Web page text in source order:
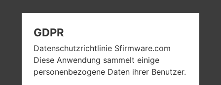
GDPR
Datenschutzrichtlinie Sfirmware.com
Diese Anwendung sammelt einige
personenbezogene Daten ihrer Benutzer.